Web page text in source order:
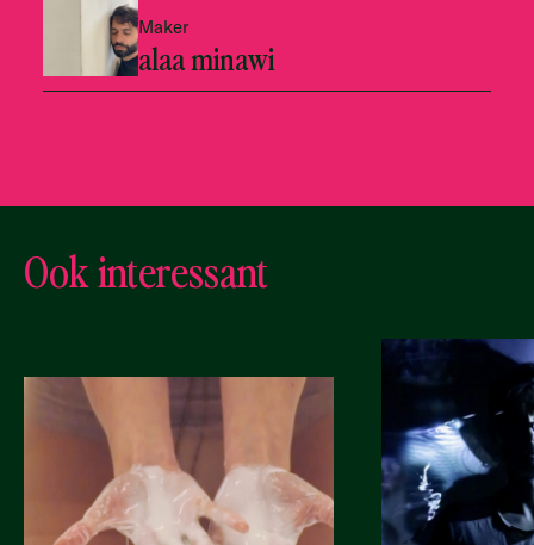
Maker
alaa minawi
Ook interessant